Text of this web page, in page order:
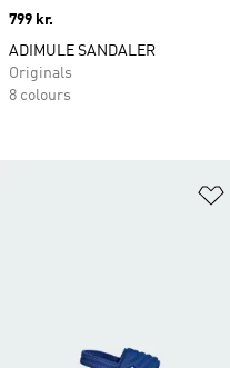
Price
799 kr.
ADIMULE SANDALER
Originals
8 colours